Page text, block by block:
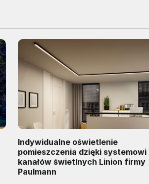
Indywidualne oświetlenie
pomieszczenia dzięki systemowi
kanałów świetlnych Linion firmy
Paulmann